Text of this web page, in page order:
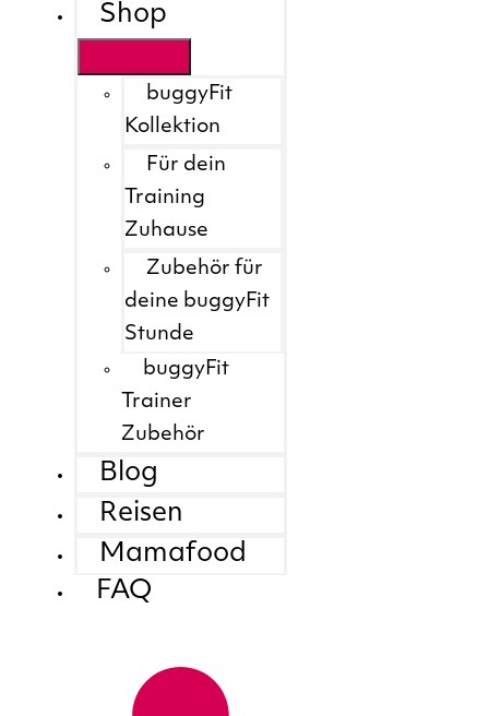
Shop
buggyFit
Kollektion
Für dein
Training
Zuhause
Zubehör für
deine buggyFit
Stunde
buggyFit
Trainer
Zubehör
Blog
Reisen
Mamafood
FAQ